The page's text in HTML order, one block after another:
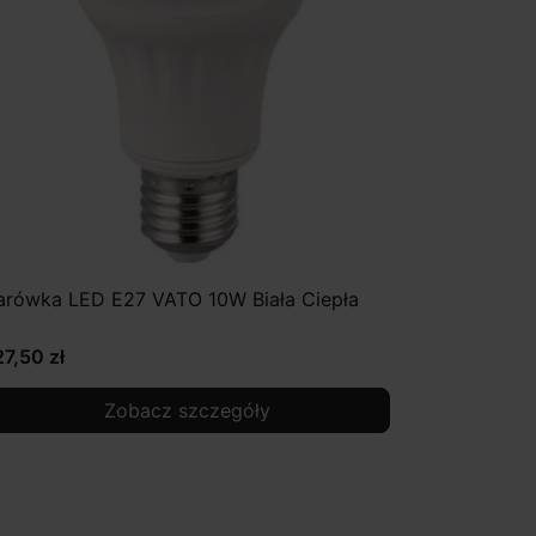
LED E27 VATO 10W Biała Ciepła
zł
Zobacz szczegóły